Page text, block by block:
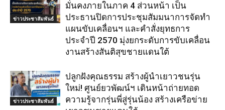
ข่าวประชาสัมพันธ์
มั่นคงภายในภาค 4 ส่วนหน้า เป็น
ประธานปิดการประชุมสัมมนาการจัดทำ
แผนขับเคลื่อนฯ และคำสั่งยุทธการ
ประจำปี 2570 มุ่งยกระดับการขับเคลื่อน
งานสร้างสันติสุขชายแดนใต้
ข่าวประชาสัมพันธ์
ปลูกฝังคุณธรรม สร้างผู้นำเยาวชนรุ่น
ใหม่! ศูนย์ยวพัฒน์ฯ เดินหน้าถ่ายทอด
ความรู้จากรุ่นพี่สู่รุ่นน้อง สร้างเครือข่าย